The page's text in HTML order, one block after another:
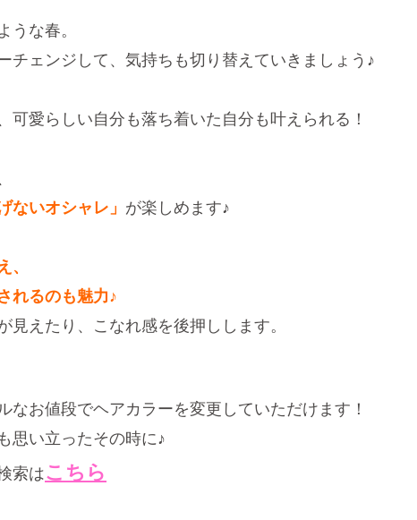
うな春。
チェンジして、気持ちも切り替えていきましょう♪
可愛らしい自分も落ち着いた自分も叶えられる！
ないオシャレ」 が楽しめます♪
、
れるのも魅力♪
見えたり、こなれ感を後押しします。
なお値段でヘアカラーを変更していただけます！
思い立ったその時に♪
索はこちら